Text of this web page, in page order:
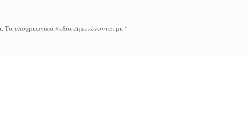
Τα υποχρεωτικά πεδία σημειώνονται με *